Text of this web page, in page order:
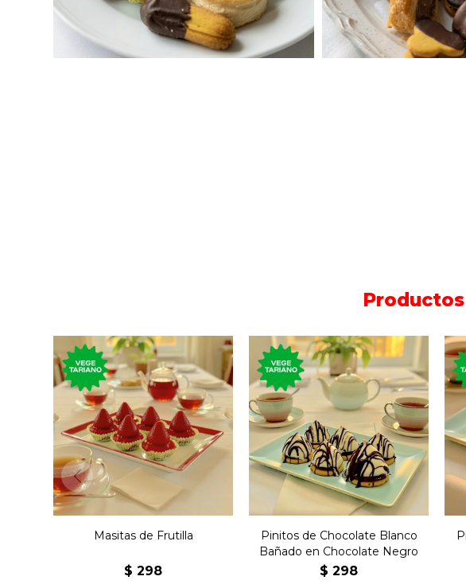
250 gramos de masitas de
frutilla con crema
pastelera.
Masitas de Frutilla
$ 298
250 gramos de pinitos de
chocolate blanco rellenos
de dulce de leche
bañados con chocolate
negro.
Pinitos de Chocolate Blanco
Bañado en Chocolate Negro
$ 298